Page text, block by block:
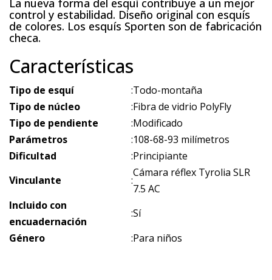
La nueva forma del esquí contribuye a un mejor
control y estabilidad. Diseño original con esquís
de colores. Los esquís Sporten son de fabricación
checa.
Características
Tipo de esquí :Todo-montaña
Tipo de núcleo
:Fibra de vidrio PolyFly
Tipo de pendiente
:Modificado
Parámetros
:108-68-93 milímetros
Dificultad
:Principiante
Vinculante
:
Cámara réflex Tyrolia SLR
7.5 AC
Incluido con
encuadernación
:Sí
Género
:Para niños